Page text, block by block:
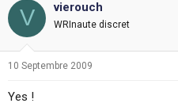
V vierouch
WRInaute discret
10 Septembre 2009
Yes !